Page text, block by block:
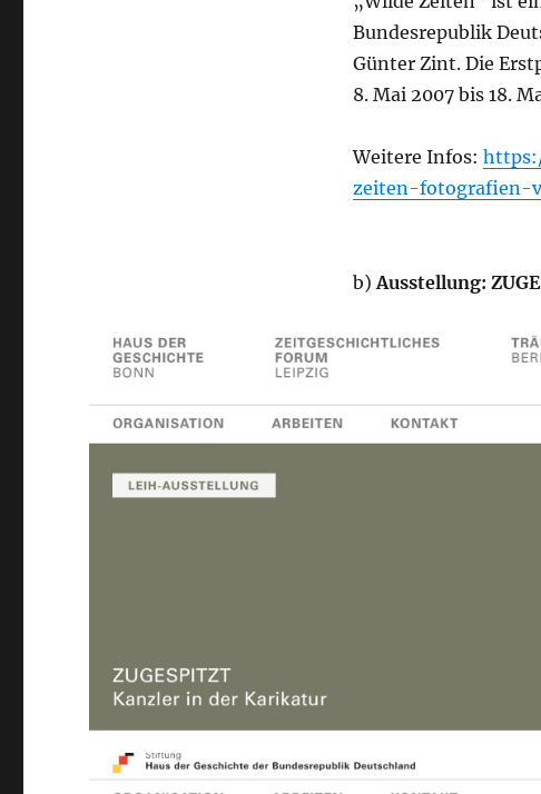
Bundesrepublik
Günter Zint. Die
8. Mai 2007 bis 18.
Weitere Infos:
zeiten-
b) Ausstellung: